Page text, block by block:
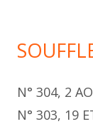
N° 304, 2
N° 303, 19